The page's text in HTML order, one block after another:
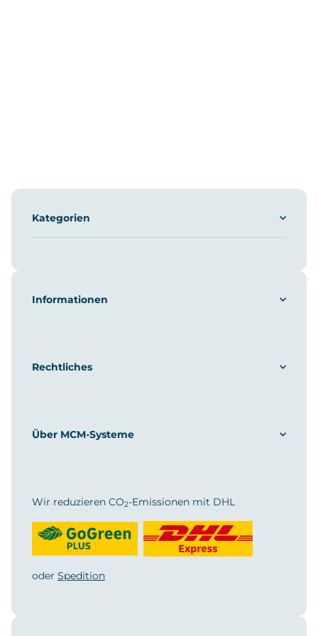
Kategorien
Informationen
Rechtliches
Über MCM-Systeme
Wir reduzieren CO2-Emissionen mit DHL
oder Spedition